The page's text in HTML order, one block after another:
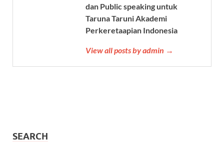
dan Public speaking untuk
Taruna Taruni Akademi
Perkeretaapian Indonesia
View all posts by admin →
SEARCH